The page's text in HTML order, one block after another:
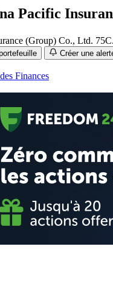
Pacific
(Group) Co., Ltd.
Créer une
Finances